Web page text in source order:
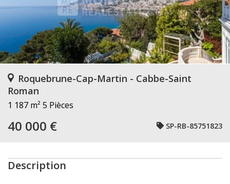
Roquebrune-Cap-Martin - Cabbe-Saint
Roman
1 187 m² 5 Pièces
40 000 € SP-RB-85751823
Description